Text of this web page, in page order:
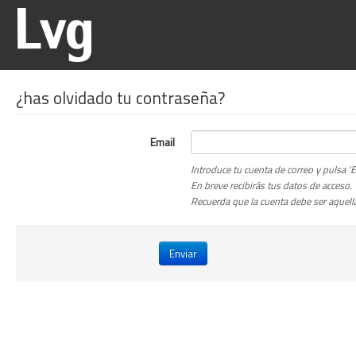
¿has olvidado tu contraseña?
Email
Introduce tu cuenta de correo y pulsa
En breve recibirás tus datos de acceso.
Recuerda que la cuenta debe ser
Enviar